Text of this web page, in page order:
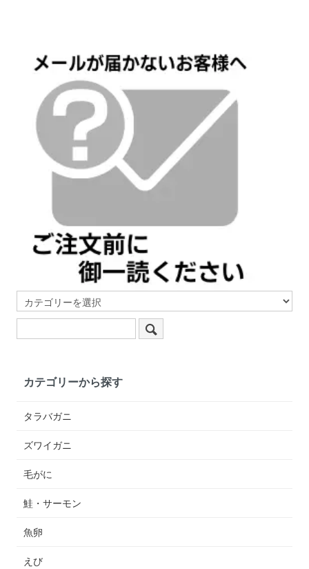
カテゴリーから探す
タラバガニ
ズワイガニ
毛がに
鮭・サーモン
魚卵
えび